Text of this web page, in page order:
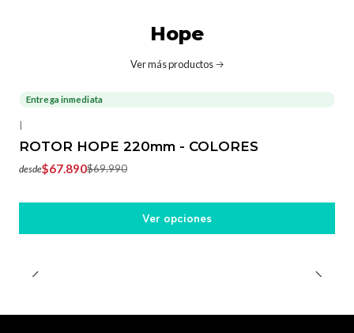
Hope
Ver más productos
-3%OFF
Entrega inmediata
|
ROTOR HOPE 220mm - COLORES
desde$67.890$69.990
Ver opciones